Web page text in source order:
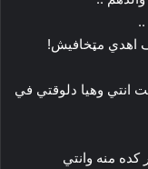
..
اهدي مټخافيش!
انتي وهيا دلوقتي في
كده منه وانتي